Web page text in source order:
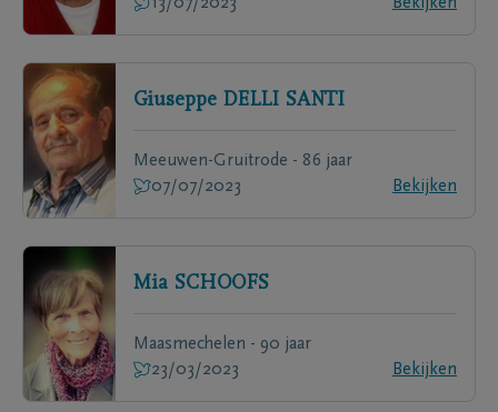
Giuseppe DELLI SANTI
Meeuwen-Gruitrode - 86 jaar
07/07/2023
Bekijken
Mia SCHOOFS
Maasmechelen - 90 jaar
23/03/2023
Bekijken